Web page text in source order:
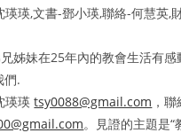
瑛,文書-鄧小瑛,聯絡-何慧英,
姊妹在25年內的教會生活有感
們.
瑛tsy0088@gmail.com ，
。見證的主題是“